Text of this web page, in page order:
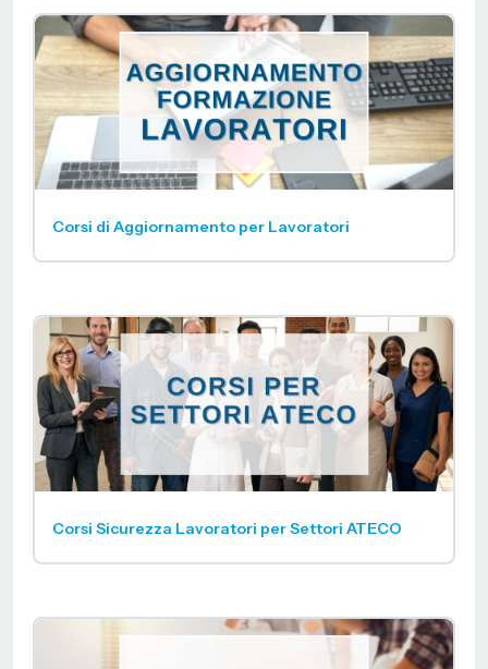
Corsi di Aggiornamento per Lavoratori
Corsi Sicurezza Lavoratori per Settori ATECO